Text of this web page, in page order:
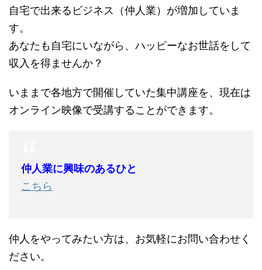
自宅で出来るビジネス（仲人業）が増加していま
す。
あなたも自宅にいながら、ハッピーなお世話をして
収入を得ませんか？
いままで各地方で開催していた集中講座を、現在は
オンライン映像で受講することができます。
仲人業に興味のあるひと
こちら
仲人をやってみたい方は、お気軽にお問い合わせく
ださい。